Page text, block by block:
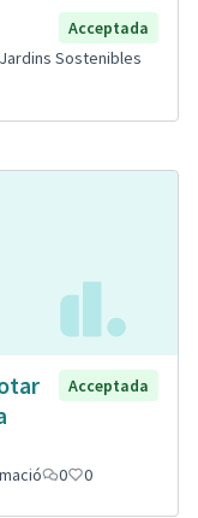
Acceptada
Sostenibles
Acceptada
0 0